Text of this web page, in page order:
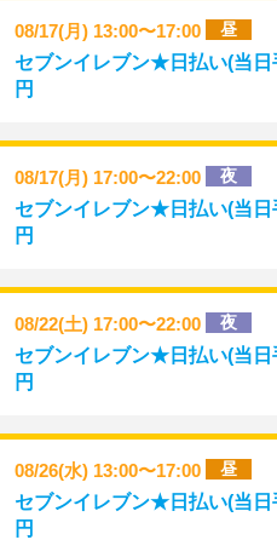
08/17(月) 13:00〜17:00 昼
セブンイレブン★日払い(当
円
08/17(月) 17:00〜22:00 夜
セブンイレブン★日払い(当
円
08/22(土) 17:00〜22:00 夜
セブンイレブン★日払い(当
円
08/26(水) 13:00〜17:00 昼
セブンイレブン★日払い(当
円